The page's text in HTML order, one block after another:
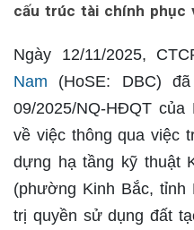
cấu trúc tài chính phục
Ngày 12/11/2025,
Nam (HoSE: DBC)
09/2025/NQ-HĐQT
về việc thông qua việc
dựng hạ tầng kỹ thuật
(phường Kinh Bắc, tỉnh
trị quyền sử dụng đất